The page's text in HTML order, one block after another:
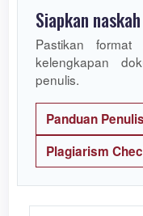
Siapkan
Pastikan
kelengkapan
penulis.
Panduan Penulis
Plagiarism